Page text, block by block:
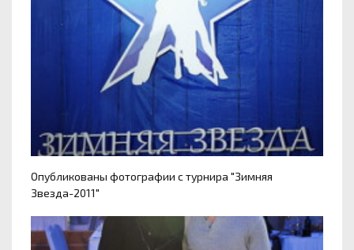
Опубликованы фотографии с турнира "Зимняя
Звезда-2011"